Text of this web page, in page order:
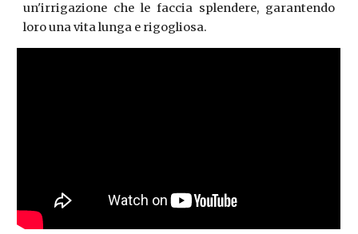
un'irrigazione che le faccia splendere, garantendo
loro una vita lunga e rigogliosa.